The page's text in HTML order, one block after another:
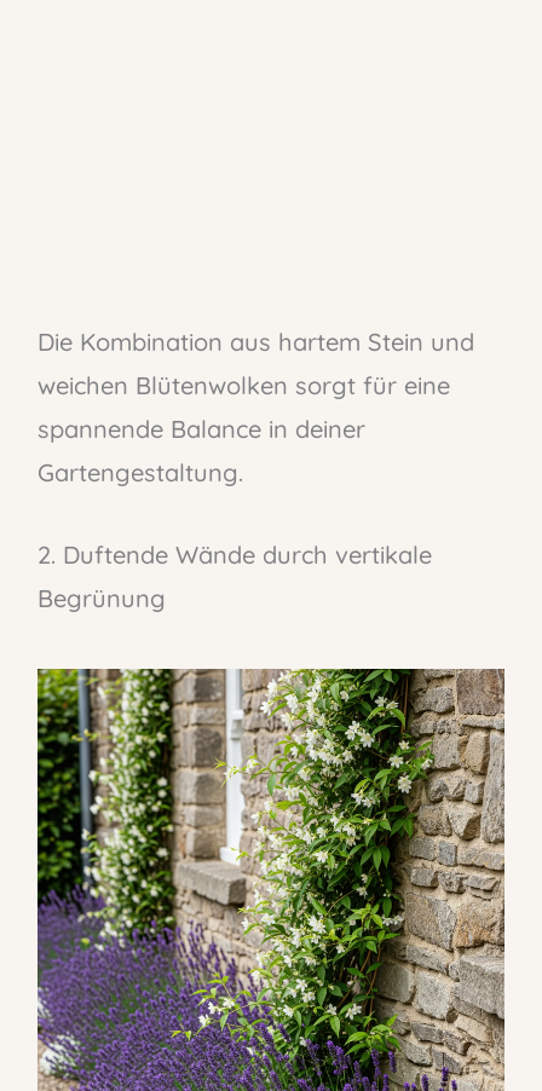
Die Kombination aus hartem Stein und
weichen Blütenwolken sorgt für eine
spannende Balance in deiner
Gartengestaltung.
2. Duftende Wände durch vertikale
Begrünung